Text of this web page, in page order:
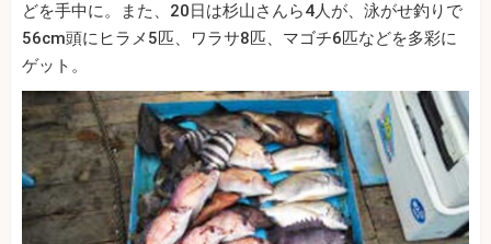
どを手中に。また、20日は杉山さんら4人が、泳がせ釣りで
56cm頭にヒラメ5匹、ワラサ8匹、マゴチ6匹などを多彩に
ゲット。